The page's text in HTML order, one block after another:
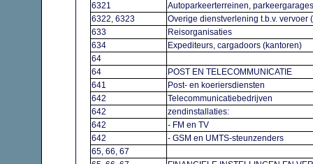
6321
Autoparkeerterreinen,
6322, 6323
Overige dienstverlening t.b.v.
633
Reisorganisaties
634
Expediteurs, cargadoors (kantoren)
64
64
POST EN TELECOMMUNICATIE
641
Post- en koeriersdiensten
642
Telecommunicatiebedrijven
642
zendinstallaties:
642
- FM en TV
642
- GSM en UMTS-steunzenders
65, 66, 67